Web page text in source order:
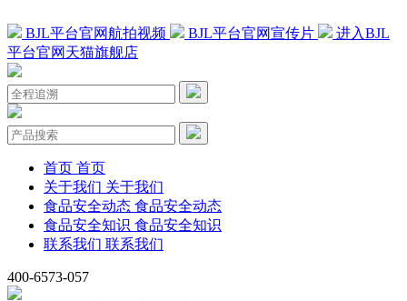
BJL平台官网航拍视频 BJL平台官网宣传片
进入BJL
平台官网天猫旗舰店
首页 首页
关于我们 关于我们
食品安全动态 食品安全动态
食品安全知识 食品安全知识
联系我们 联系我们
400-6573-057